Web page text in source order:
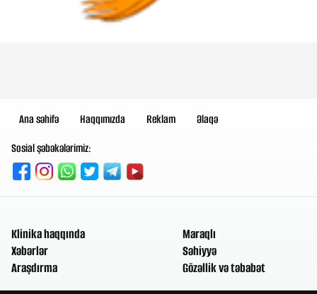
Ana səhifə Haqqımızda Reklam
Əlaqə
Sosial şəbəkələrimiz:
Klinika haqqında
Xəbərlər
Araşdırma
Maraqlı
Səhiyyə
Gözəllik və təbabət